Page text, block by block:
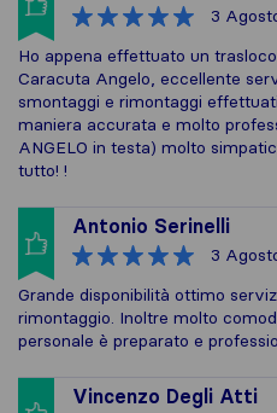
3
Ho appena effettuato un
Caracuta Angelo, eccellente
smontaggi e rimontaggi
maniera accurata e molto
ANGELO in testa) molto
tutto! !
Antonio Serinelli
3
Grande disponibilità ottimo
rimontaggio. Inoltre molto
personale è preparato e
Vincenzo Degli Atti